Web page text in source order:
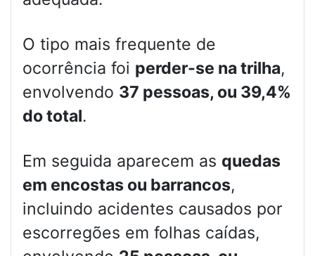
O tipo mais frequente de
ocorrência foi perder-se na trilha,
envolvendo 37 pessoas, ou 39,4%
do total.
Em seguida aparecem as quedas
em encostas ou barrancos,
incluindo acidentes causados por
escorregões em folhas caídas,